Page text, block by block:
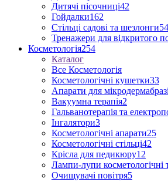
Дитячі пісочниці42
Гойдалки162
Стільці садові та шезлонги54
Тренажери для відкритого
Косметологія254
Каталог
Все Косметологія
Косметологічні кушетки33
Апарати для
Вакуумна терапія2
Гальванотерапія та
Інгалятори3
Косметологічні апарати25
Косметологічні стільці42
Крісла для педикюру12
Лампи-лупи косметологічні
Очищувачі повітря5